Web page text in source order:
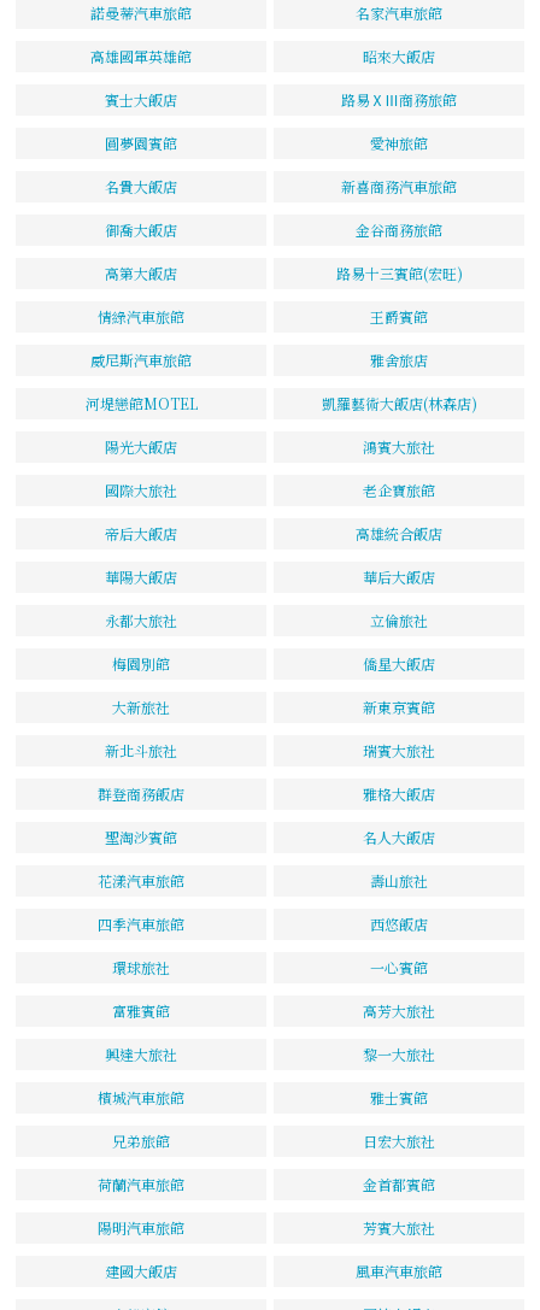
諾曼蒂汽車旅館 名家汽車旅館
高雄國軍英雄館 昭來大飯店
賓士大飯店 路易ⅩⅢ商務旅館
圓夢園賓館 愛神旅館
名貴大飯店 新喜商務汽車旅館
御喬大飯店 金谷商務旅館
高第大飯店 路易十三賓館(宏旺)
情綠汽車旅館 王爵賓館
威尼斯汽車旅館 雅舍旅店
河堤戀館MOTEL 凱羅藝術大飯店(林森店)
陽光大飯店 鴻賓大旅社
國際大旅社 老企寶旅館
帝后大飯店 高雄統合飯店
華陽大飯店 華后大飯店
永都大旅社 立倫旅社
梅園別館 僑星大飯店
大新旅社 新東京賓館
新北斗旅社 瑞賓大旅社
群登商務飯店 雅格大飯店
聖淘沙賓館 名人大飯店
花漾汽車旅館 壽山旅社
四季汽車旅館 西悠飯店
環球旅社 一心賓館
富雅賓館 高芳大旅社
興達大旅社 黎一大旅社
檳城汽車旅館 雅士賓館
兄弟旅館 日宏大旅社
荷蘭汽車旅館 金首都賓館
陽明汽車旅館 芳賓大旅社
建國大飯店 風車汽車旅館